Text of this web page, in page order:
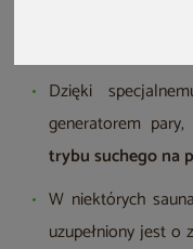
Dzięki
generatorem pary,
trybu suchego na
W niektórych
uzupełniony jest o